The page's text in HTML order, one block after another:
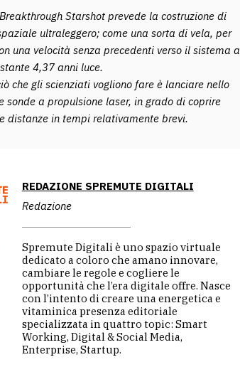
Starshot prevede la costruzione di
ultraleggero; come una sorta di vela, per
una velocità senza precedenti verso il sistema a
4,37 anni luce.
che gli scienziati vogliono fare è lanciare nello
sonde a propulsione laser, in grado di coprire
distanze in tempi relativamente brevi.
REDAZIONE SPREMUTE DIGITALI
Redazione
Spremute Digitali è uno spazio virtuale
dedicato a coloro che amano innovare,
cambiare le regole e cogliere le
opportunità che l’era digitale offre. Nasce
con l’intento di creare una energetica e
vitaminica presenza editoriale
specializzata in quattro topic: Smart
Working, Digital & Social Media,
Enterprise, Startup.